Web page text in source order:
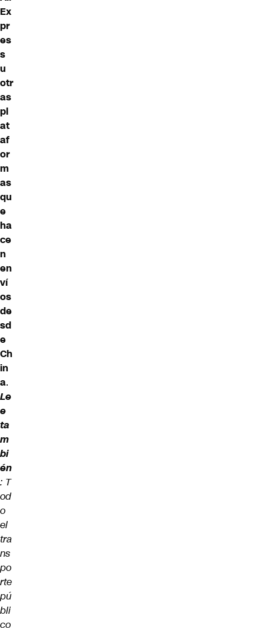
Ex
pr
es
s
u
otr
as
pl
at
af
or
m
as
qu
e
ha
ce
n
en
ví
os
de
sd
e
Ch
in
a.
Le
e
ta
m
bi
én
: T
od
o
el
tra
ns
po
rte
pú
bli
co